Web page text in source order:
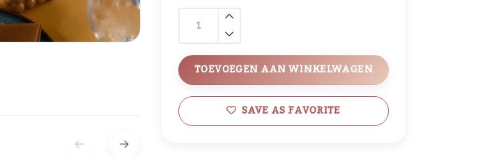
TOEVOEGEN AAN WINKELWAGEN
SAVE AS FAVORITE